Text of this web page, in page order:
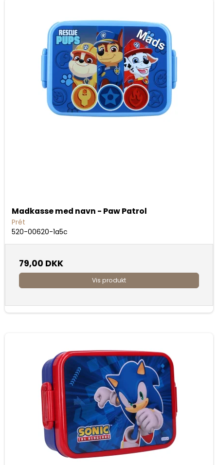
Madkasse med navn - Paw Patrol
Prét
520-00620-1a5c
79,00 DKK
Vis produkt